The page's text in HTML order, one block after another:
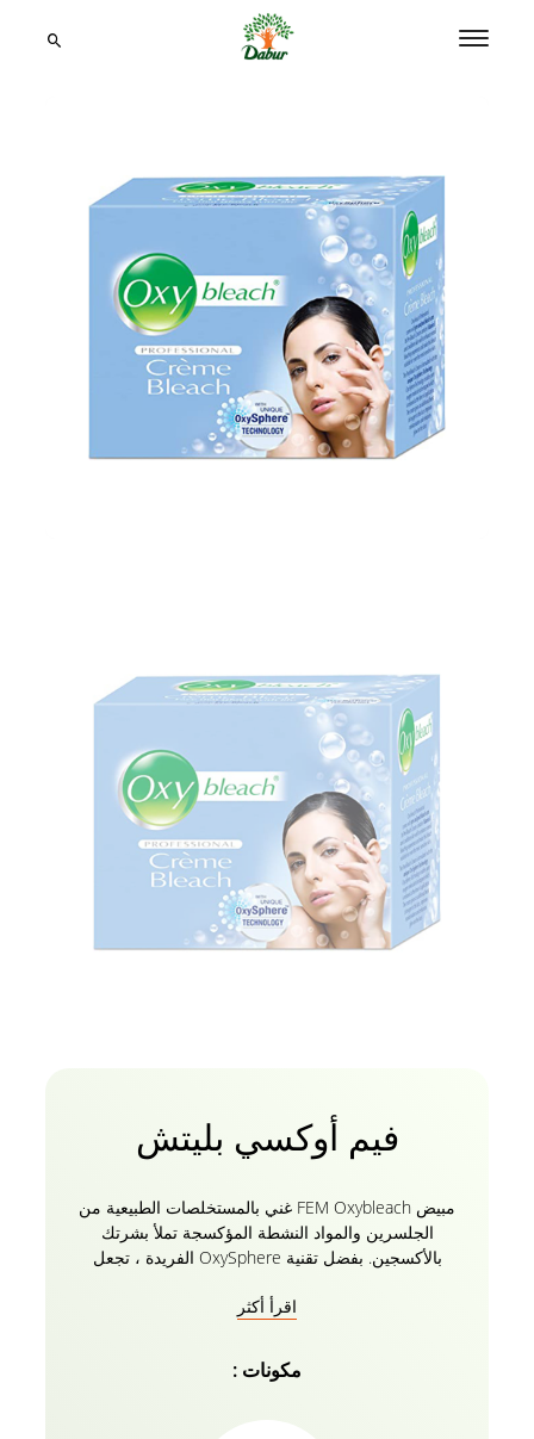
فيم أوكسي بليتش
مبيض FEM Oxybleach غني بالمستخلصات الطبيعية من
الجلسرين والمواد النشطة المؤكسجة تملأ بشرتك
بالأكسجين. بفضل تقنية OxySphere الفريدة ، تجعل
بعد التبييض بتقنية OxySphere الفريدة التي تتيح إطلاق
غني بالسيروم لإعطاء لمسة نهائية تعطي دفعة إضافية من
الأكسجين للوجه وتساعد على تغذية البشرة لتعزيز
اقرأ أكثر
مكونات :